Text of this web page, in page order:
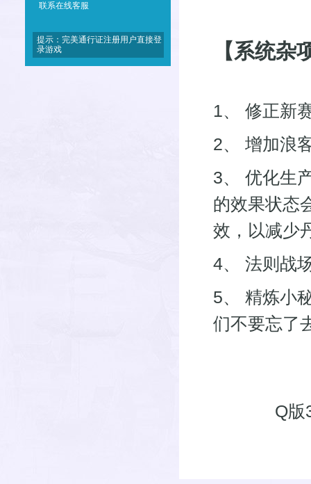
联系在线客服
提示：完美通行证注册用户直接登
录游戏
【系统杂
1、 修正新
2、 增加浪
3、 优化生
的效果状态
效，以减少
4、 法则战
5、 精炼小
们不要忘了
Q版